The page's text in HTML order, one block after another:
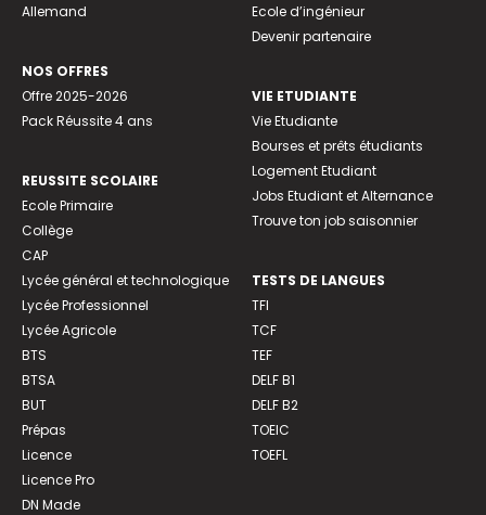
Allemand
NOS OFFRES
Offre 2025-2026
Pack Réussite 4 ans
REUSSITE SCOLAIRE
Ecole Primaire
Collège
CAP
Lycée général et technologique
Lycée Professionnel
Lycée Agricole
BTS
BTSA
BUT
Prépas
Licence
Licence Pro
DN Made
Ecole d’ingénieur
Devenir partenaire
VIE ETUDIANTE
Vie Etudiante
Bourses et prêts étudiants
Logement Etudiant
Jobs Etudiant et Alternance
Trouve ton job saisonnier
TESTS DE LANGUES
TFI
TCF
TEF
DELF B1
DELF B2
TOEIC
TOEFL